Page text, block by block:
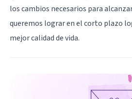
los cambios necesarios para
queremos lograr en el corto plazo
mejor calidad de vida.